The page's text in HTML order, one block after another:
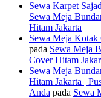
Sewa Karpet
Sewa Meja
Hitam Jakarta
Sewa Meja Kotak
pada Sewa Meja
Cover Hitam
Sewa Meja
Hitam Jakarta |
Anda pada Sewa